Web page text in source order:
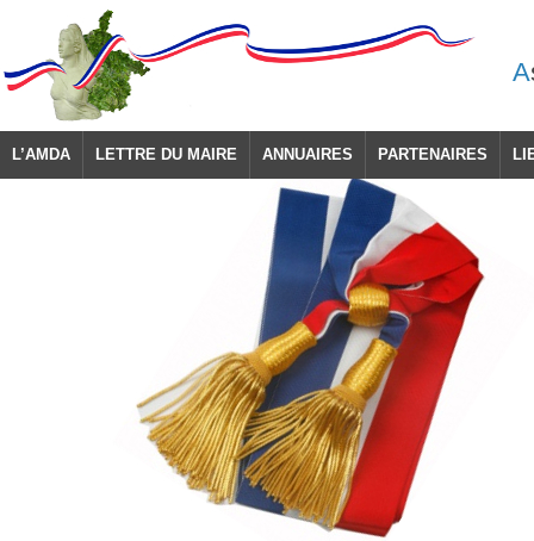
A
L’AMDA LETTRE DU MAIRE ANNUAIRES PARTENAIRES